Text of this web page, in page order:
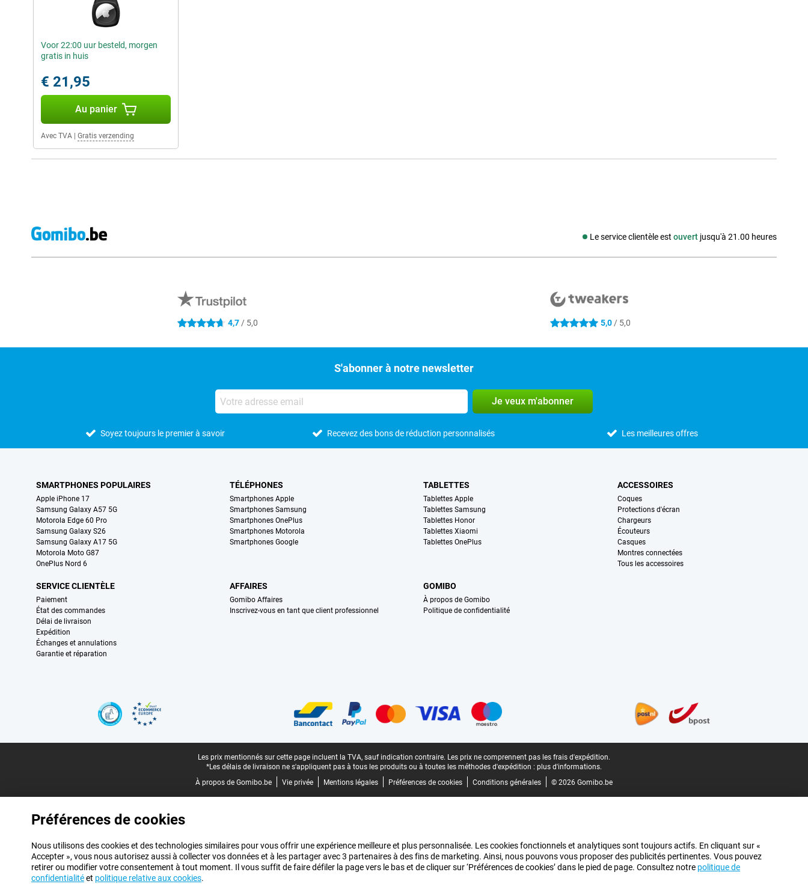
Voor 22:00 uur besteld, morgen
gratis in huis
€ 21,95
Au panier
Avec TVA Gratis verzending
Le service clientèle est ouvert jusqu'à 21.00 heures
Média social
4.7 étoiles 4,7 / 5,0 5 étoiles 5,0 / 5,0
S'abonner à notre newsletter
Je veux m'abonner
Soyez toujours le premier à savoir Recevez des bons de réduction personnalisés Les meilleures offres
SMARTPHONES POPULAIRES
Apple iPhone 17
Samsung Galaxy A57 5G
Motorola Edge 60 Pro
Samsung Galaxy S26
Samsung Galaxy A17 5G
Motorola Moto G87
OnePlus Nord 6
TÉLÉPHONES
Smartphones Apple
Smartphones Samsung
Smartphones OnePlus
Smartphones Motorola
Smartphones Google
TABLETTES
Tablettes Apple
Tablettes Samsung
Tablettes Honor
Tablettes Xiaomi
Tablettes OnePlus
ACCESSOIRES
Coques
Protections d'écran
Chargeurs
Écouteurs
Casques
Montres connectées
Tous les accessoires
SERVICE CLIENTÈLE
Paiement
État des commandes
Délai de livraison
Expédition
Échanges et annulations
Garantie et réparation
AFFAIRES
Gomibo Affaires
Inscrivez-vous en tant que client professionnel
GOMIBO
À propos de Gomibo
Politique de confidentialité
Les prix mentionnés sur cette page incluent la TVA, sauf indication contraire. Les prix ne comprennent pas les frais d'expédition.
*Les délais de livraison ne s'appliquent pas à tous les produits ou à toutes les méthodes d'expédition : plus d'informations.
À propos de Gomibo.be
Vie privée Mentions légales Préférences de cookies Conditions générales © 2026 Gomibo.be
Préférences de cookies
Nous utilisons des cookies et des technologies similaires pour vous offrir une expérience meilleure et plus personnalisée. Les cookies fonctionnels et analytiques sont toujours actifs. En cliquant sur «
Accepter », vous nous autorisez aussi à collecter vos données et à les partager avec 3 partenaires à des fins de marketing. Ainsi, nous pouvons vous proposer des publicités pertinentes. Vous pouvez
retirer ou modifier votre consentement à tout moment. Il vous suffit de faire défiler la page vers le bas et de cliquer sur ‘Préférences de cookies’ dans le pied de page. Consultez notre politique de
confidentialitéet politique relative aux cookies.